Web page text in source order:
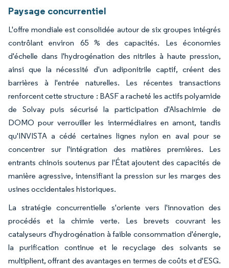
Paysage concurrentiel
L'offre mondiale est consolidée autour de six groupes intégrés
contrôlant environ 65 % des capacités. Les économies
d'échelle dans l'hydrogénation des nitriles à haute pression,
ainsi que la nécessité d'un adiponitrile captif, créent des
barrières à l'entrée naturelles. Les récentes transactions
renforcent cette structure : BASF a racheté les actifs polyamide
de Solvay puis sécurisé la participation d'Alsachimie de
DOMO pour verrouiller les intermédiaires en amont, tandis
qu'INVISTA a cédé certaines lignes nylon en aval pour se
concentrer sur l'intégration des matières premières. Les
entrants chinois soutenus par l'État ajoutent des capacités de
manière agressive, intensifiant la pression sur les marges des
usines occidentales historiques.
La stratégie concurrentielle s'oriente vers l'innovation des
procédés et la chimie verte. Les brevets couvrant les
catalyseurs d'hydrogénation à faible consommation d'énergie,
la purification continue et le recyclage des solvants se
multiplient, offrant des avantages en termes de coûts et d'ESG.